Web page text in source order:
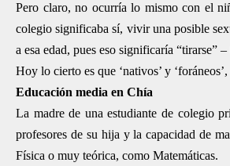
Pero claro, no ocurría lo mismo con el
colegio significaba sí, vivir una posible
a esa edad, pues eso significaría “tirarse”
Hoy lo cierto es que ‘nativos’ y
Educación media en Chía
La madre de una estudiante de colegio
profesores de su hija y la capacidad de
Física o muy teórica, como Matemáticas.